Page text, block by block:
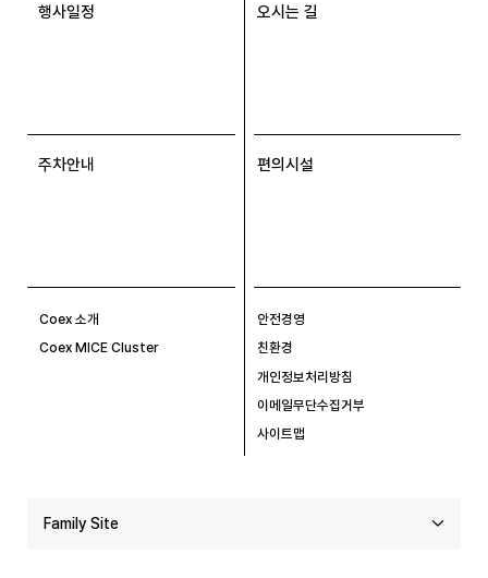
행사일정 오시는 길
주차안내 편의시설
Coex 소개
Coex MICE Cluster
안전경영
친환경
개인정보처리방침
이메일무단수집거부
사이트맵
Family Site